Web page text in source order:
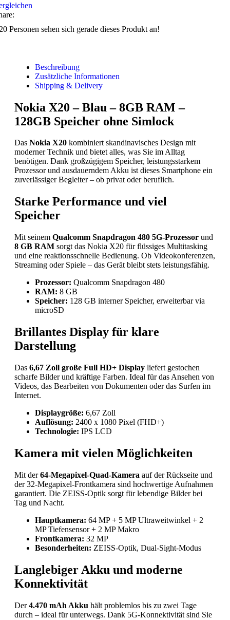
Personen sehen sich gerade dieses Produkt an!
Beschreibung
Zusätzliche Informationen
Shipping & Delivery
Nokia X20 – Blau – 8GB RAM –
128GB Speicher ohne Simlock
Das Nokia X20 kombiniert skandinavisches Design mit
moderner Technik und bietet alles, was Sie im Alltag
benötigen. Dank großzügigem Speicher, leistungsstarkem
Prozessor und ausdauerndem Akku ist dieses Smartphone ein
zuverlässiger Begleiter – ob privat oder beruflich.
Starke Performance und viel
Speicher
Mit seinem Qualcomm Snapdragon 480 5G-Prozessor und
8 GB RAM sorgt das Nokia X20 für flüssiges Multitasking
und eine reaktionsschnelle Bedienung. Ob Videokonferenzen,
Streaming oder Spiele – das Gerät bleibt stets leistungsfähig.
Prozessor: Qualcomm Snapdragon 480
RAM: 8 GB
Speicher: 128 GB interner Speicher, erweiterbar via
microSD
Brillantes Display für klare
Darstellung
Das 6,67 Zoll große Full HD+ Display liefert gestochen
scharfe Bilder und kräftige Farben. Ideal für das Ansehen von
Videos, das Bearbeiten von Dokumenten oder das Surfen im
Internet.
Displaygröße: 6,67 Zoll
Auflösung: 2400 x 1080 Pixel (FHD+)
Technologie: IPS LCD
Kamera mit vielen Möglichkeiten
Mit der64-Megapixel-Quad-Kamera auf der Rückseite und
der 32-Megapixel-Frontkamera sind hochwertige Aufnahmen
garantiert. Die ZEISS-Optik sorgt für lebendige Bilder bei
Tag und Nacht.
Hauptkamera: 64 MP + 5 MP Ultraweitwinkel + 2
MP Tiefensensor + 2 MP Makro
Frontkamera: 32 MP
Besonderheiten: ZEISS-Optik, Dual-Sight-Modus
Langlebiger Akku und moderne
Konnektivität
Der4.470 mAh Akku hält problemlos bis zu zwei Tage
durch – ideal für unterwegs. Dank 5G-Konnektivität sind Sie